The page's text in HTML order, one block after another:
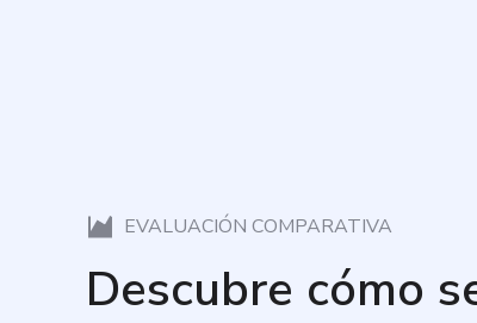
EVALUACIÓN COMPARATIVA
Descubre cómo